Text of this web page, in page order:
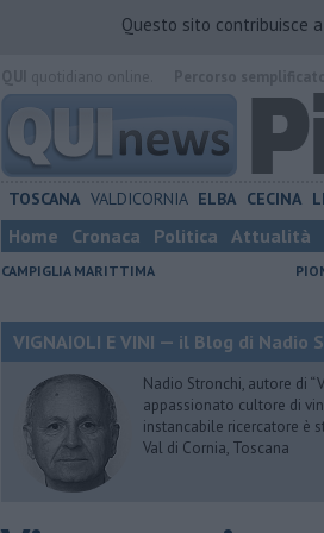
Questo sito contribuisce
TOSCANA VALDICORNIA ELBA CECINA
Home Cronaca Politica Attualità
CAMPIGLIA MARITTIMA
VIGNAIOLI E VINI — il Blog di Nadio
Nadio Stronchi, autore di
appassionato cultore di
instancabile ricercatore è
Val di Cornia, Toscana